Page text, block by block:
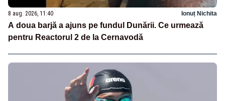
8 aug. 2026, 11:40 Ionuț Nichita
A doua barjă a ajuns pe fundul Dunării. Ce urmează
pentru Reactorul 2 de la Cernavodă